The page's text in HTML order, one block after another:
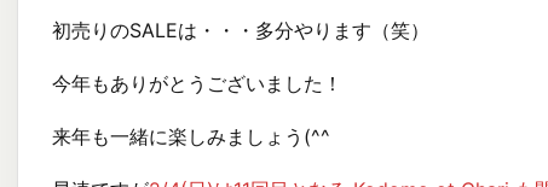
初売りのSALEは・・・多分やります（笑）
今年もありがとうございました！
来年も一緒に楽しみましょう(^^